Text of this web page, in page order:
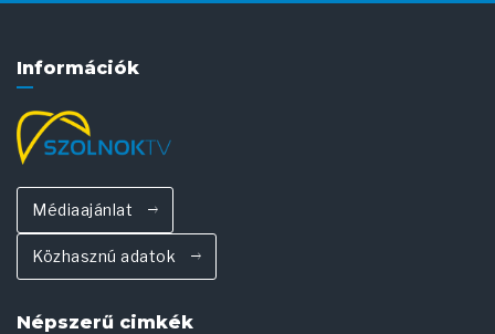
Információk
Médiaajánlat
Közhasznú adatok
Népszerű cimkék